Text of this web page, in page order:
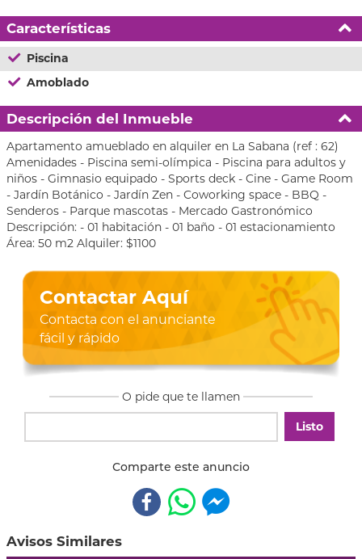
Características
Piscina
Amoblado
Descripción del Inmueble
Apartamento amueblado en alquiler en La Sabana (ref : 62)
Amenidades - Piscina semi-olímpica - Piscina para adultos y
niños - Gimnasio equipado - Sports deck - Cine - Game Room
- Jardín Botánico - Jardín Zen - Coworking space - BBQ -
Senderos - Parque mascotas - Mercado Gastronómico
Descripción: - 01 habitación - 01 baño - 01 estacionamiento
Área: 50 m2 Alquiler: $1100
Contactar Aquí
Contacta con el anunciante
fácil y rápido
O pide que te llamen
Listo
Comparte este anuncio
Avisos Similares